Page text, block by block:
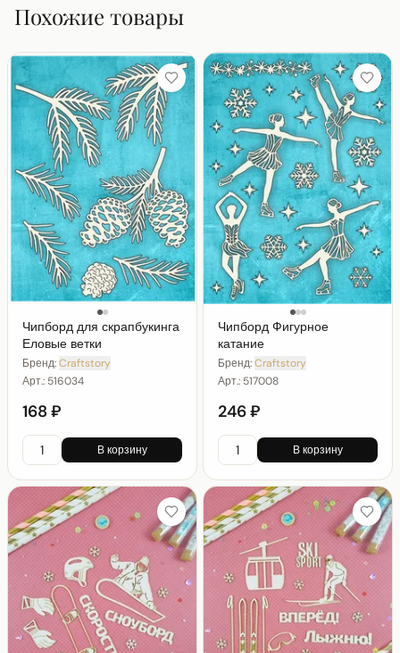
Похожие товары
Чипборд для скрапбукинга
Еловые ветки
Бренд:Craftstory
Арт.: 516034
168 ₽
В корзину
Чипборд Фигурное
катание
Бренд:Craftstory
Арт.: 517008
246 ₽
В корзину